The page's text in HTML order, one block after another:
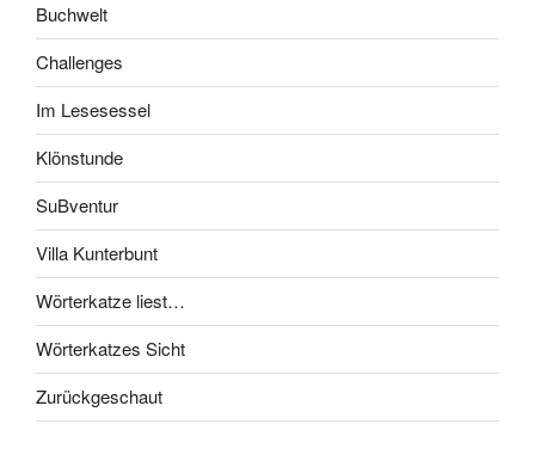
Buchwelt
Challenges
Im Lesesessel
Klönstunde
SuBventur
Villa Kunterbunt
Wörterkatze liest…
Wörterkatzes Sicht
Zurückgeschaut